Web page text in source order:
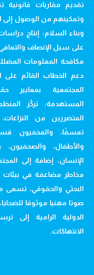
تقديم مقاربات
وتمكينهم من الوصول إلى
وبناء السلام: إنتاج
على سبل الإنصاف
مكافحة المعلومات
دعم الخطاب القائم على
المجتمعية بمعايير
المستهدفة: تركّز
المتضررين من
تعسفًا، والمخفيون
والأطفال،
الإنسان، إضافة إلى
مخاطر مضاعفة في بيئات
البحثي والحقوقي،
صوتا مهنيا موثوقا
الدولية الرامية إلى
الانتهاكات.